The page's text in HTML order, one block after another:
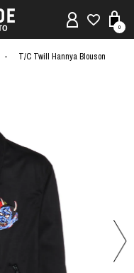
0
T/C Twill Hannya Blouson